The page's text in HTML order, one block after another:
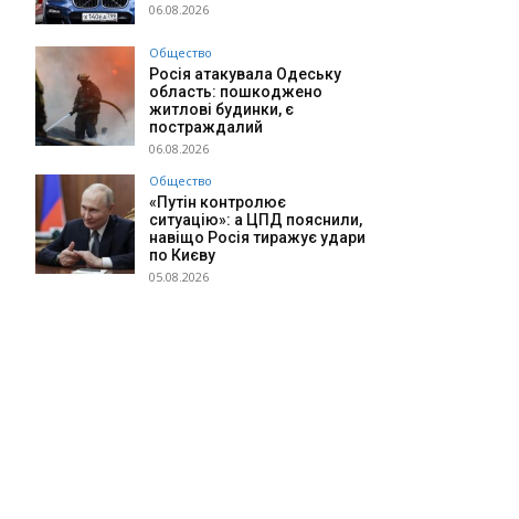
06.08.2026
Общество
Росія атакувала Одеську
область: пошкоджено
житлові будинки, є
постраждалий
06.08.2026
Общество
«Путін контролює
ситуацію»: а ЦПД пояснили,
навіщо Росія тиражує удари
по Києву
05.08.2026